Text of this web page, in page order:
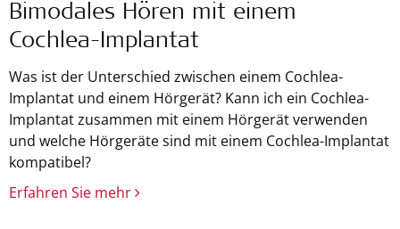
Bimodales Hören mit einem
Cochlea-Implantat
Was ist der Unterschied zwischen einem Cochlea-
Implantat und einem Hörgerät? Kann ich ein Cochlea-
Implantat zusammen mit einem Hörgerät verwenden
und welche Hörgeräte sind mit einem Cochlea-Implantat
kompatibel?
Erfahren Sie mehr